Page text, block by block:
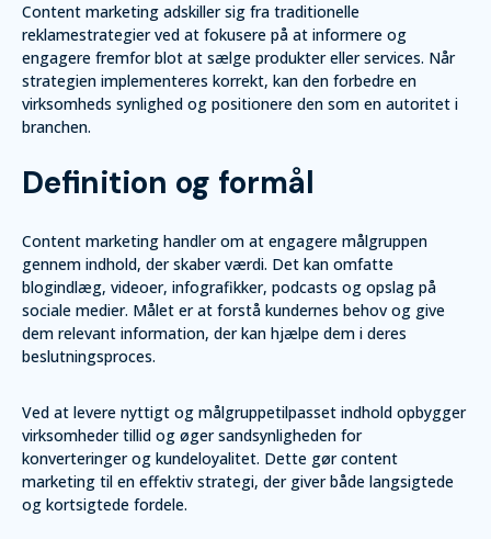
Content marketing adskiller sig fra traditionelle
reklamestrategier ved at fokusere på at informere og
engagere fremfor blot at sælge produkter eller services. Når
strategien implementeres korrekt, kan den forbedre en
virksomheds synlighed og positionere den som en autoritet i
branchen.
Definition og formål
Content marketing handler om at engagere målgruppen
gennem indhold, der skaber værdi. Det kan omfatte
blogindlæg, videoer, infografikker, podcasts og opslag på
sociale medier. Målet er at forstå kundernes behov og give
dem relevant information, der kan hjælpe dem i deres
beslutningsproces.
Ved at levere nyttigt og målgruppetilpasset indhold opbygger
virksomheder tillid og øger sandsynligheden for
konverteringer og kundeloyalitet. Dette gør content
marketing til en effektiv strategi, der giver både langsigtede
og kortsigtede fordele.